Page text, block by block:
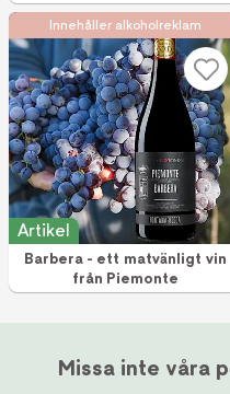
Innehåller alkoholreklam
Artikel
Barbera - ett matvänligt vin
från Piemonte
Missa inte våra